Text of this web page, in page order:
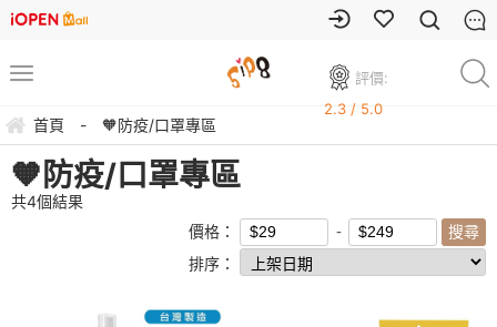
評價:
2.3 / 5.0
首頁 - 🧡防疫/口罩專區
🧡防疫/口罩專區
共4個結果
價格：
排序：